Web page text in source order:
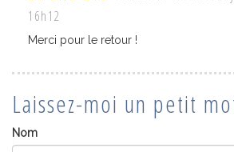
16h12
Merci pour le retour !
Laissez-moi un petit
Nom